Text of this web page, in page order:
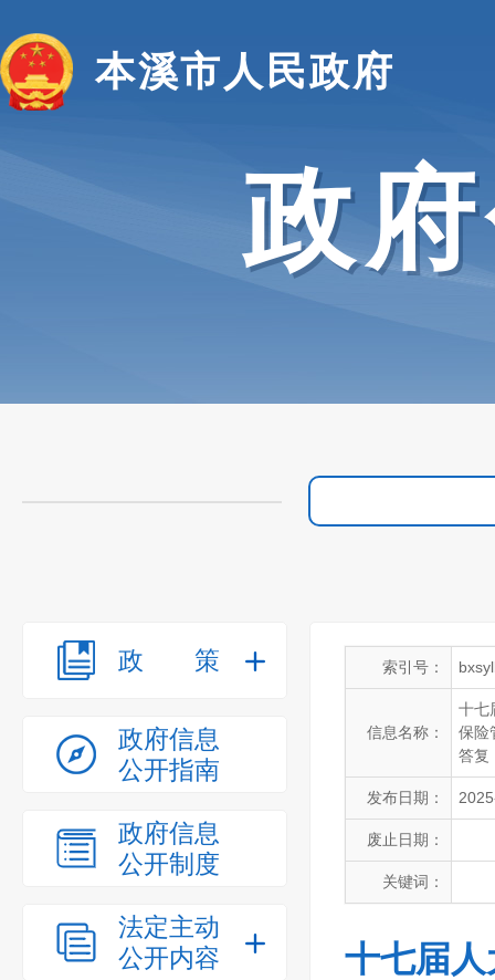
本溪市人民政府
政
政策
政府信息
公开指南
政府信息
公开制度
法定主动
公开内容
索引号：
信息名称：
十七
保险
答复
发布日期：
废止日期：
关键词：
十七届